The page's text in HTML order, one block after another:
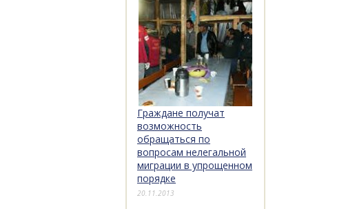
Граждане получат
возможность
обращаться по
вопросам нелегальной
миграции в упрощенном
порядке
20.11.2013